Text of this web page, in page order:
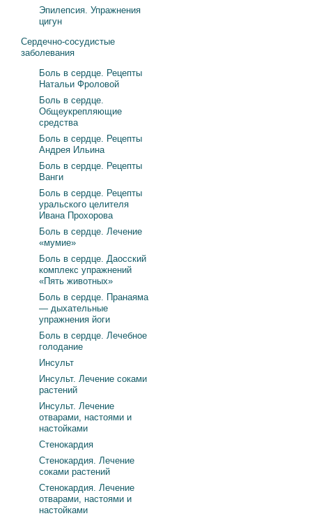
Эпилепсия. Упражнения
цигун
Сердечно-сосудистые
заболевания
Боль в сердце. Рецепты
Натальи Фроловой
Боль в сердце.
Общеукрепляющие
средства
Боль в сердце. Рецепты
Андрея Ильина
Боль в сердце. Рецепты
Ванги
Боль в сердце. Рецепты
уральского целителя
Ивана Прохорова
Боль в сердце. Лечение
«мумие»
Боль в сердце. Даосский
комплекс упражнений
«Пять животных»
Боль в сердце. Пранаяма
— дыхательные
упражнения йоги
Боль в сердце. Лечебное
голодание
Инсульт
Инсульт. Лечение соками
растений
Инсульт. Лечение
отварами, настоями и
настойками
Стенокардия
Стенокардия. Лечение
соками растений
Стенокардия. Лечение
отварами, настоями и
настойками